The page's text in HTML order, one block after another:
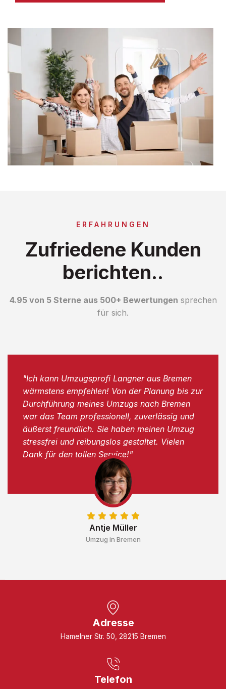
ERFAHRUNGEN
Zufriedene Kunden
berichten..
4.95 von 5 Sterne aus 500+ Bewertungen sprechen
für sich.
Antje Müller
Umzug in Bremen
"Ich kann Umzugsprofi Langner aus Bremen
wärmstens empfehlen! Von der Planung bis zur
Durchführung meines Umzugs nach Bremen
war das Team professionell, zuverlässig und
äußerst freundlich. Sie haben meinen Umzug
stressfrei und reibungslos gestaltet. Vielen
Dank für den tollen Service!"
Adresse
Hamelner Str. 50, 28215 Bremen
Telefon